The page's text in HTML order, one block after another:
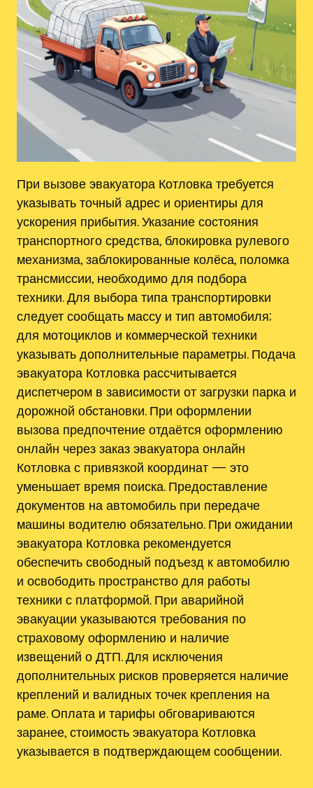
При вызове эвакуатора Котловка требуется
указывать точный адрес и ориентиры для
ускорения прибытия. Указание состояния
транспортного средства, блокировка рулевого
механизма, заблокированные колёса, поломка
трансмиссии, необходимо для подбора
техники. Для выбора типа транспортировки
следует сообщать массу и тип автомобиля;
для мотоциклов и коммерческой техники
указывать дополнительные параметры. Подача
эвакуатора Котловка рассчитывается
диспетчером в зависимости от загрузки парка и
дорожной обстановки. При оформлении
вызова предпочтение отдаётся оформлению
онлайн через заказ эвакуатора онлайн
Котловка с привязкой координат — это
уменьшает время поиска. Предоставление
документов на автомобиль при передаче
машины водителю обязательно. При ожидании
эвакуатора Котловка рекомендуется
обеспечить свободный подъезд к автомобилю
и освободить пространство для работы
техники с платформой. При аварийной
эвакуации указываются требования по
страховому оформлению и наличие
извещений о ДТП. Для исключения
дополнительных рисков проверяется наличие
креплений и валидных точек крепления на
раме. Оплата и тарифы обговариваются
заранее, стоимость эвакуатора Котловка
указывается в подтверждающем сообщении.